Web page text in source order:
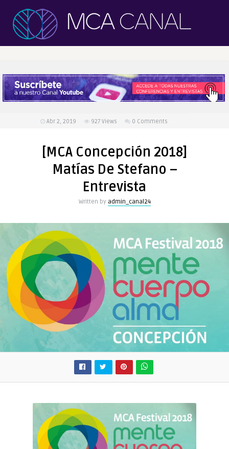
Abr 2, 2019 927 Views 0 Comments
[MCA Concepción 2018]
Matías De Stefano –
Entrevista
Written by admin_canal24